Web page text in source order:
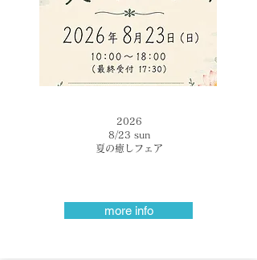
2026
​8/23 sun
​夏の癒しフェア
more info